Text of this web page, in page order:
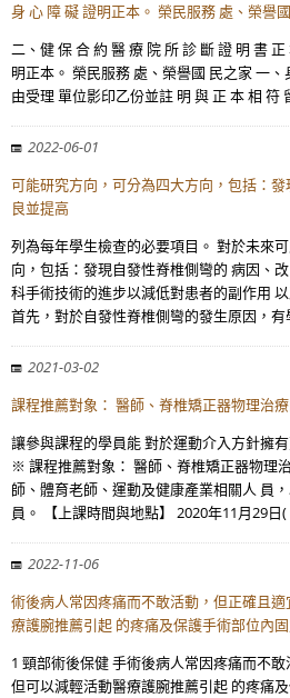
身 心 障 礙 證明正本。 榮民服務 處、榮譽
二、健 保 合 約 醫 療 院 所 診 斷 證 明 書
明正本。 榮民服務 處、榮譽國 民之家 一
由受理 單位影印乙份並註 明 與 正 本 相 符
2022-06-01
可能研究方向，可分為四大方向，包括：
良並提高
列為每年學生檢查的必要項目。 對於未來
向，包括：發現自發性脊椎側彎的 病因、
科手術技術的進步以減低對患者的副作用
首先，對於自發性脊椎側彎的發生原因，
2021-03-02
課程推薦對象： 醫師、脊椎矯正器物理治
讓參與課程的學員能 對於運動介入方針擁
※ 課程推薦對象： 醫師、脊椎矯正器物理
師、體育老師、運動及健康產業相關人 員
員。 【上課時間與地點】 2020年11月29日(
2022-11-06
術後病人常因疼痛而不敢活動，但正確且
療護腕推薦引起 的疼痛及保護手術部位內
1 頸部術後保健 手術後病人常因疼痛而不
但可以減輕活動醫療護腕推薦引起 的疼痛